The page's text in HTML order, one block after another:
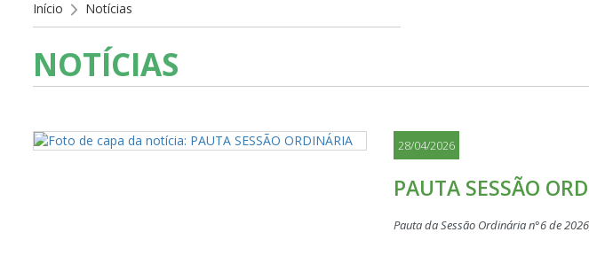
Início Notícias
NOTÍCIAS
28/04/2026
PAUTA SESSÃO
Pauta da Sessão Ordinária n°6 de